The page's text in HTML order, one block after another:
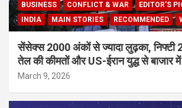
BUSINESS CONFLICT & WAR EDITOR'S
INDIA
MAIN STORIES RECOMMENDED
सेंसेक्स 2000 अंकों से ज्यादा लुढ़का, निफ्टी
तेल की कीमतों और US-ईरान युद्ध से बाजार
March 9, 2026